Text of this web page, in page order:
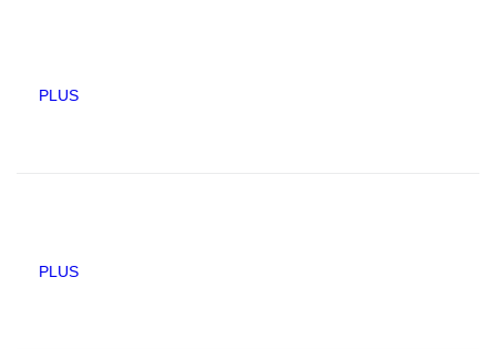
PLUS
PLUS